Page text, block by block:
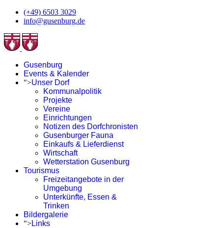
(+49) 6503 3029
info@gusenburg.de
Gusenburg
Events & Kalender
">Unser Dorf
Kommunalpolitik
Projekte
Vereine
Einrichtungen
Notizen des Dorfchronisten
Gusenburger Fauna
Einkaufs & Lieferdienst
Wirtschaft
Wetterstation Gusenburg
Tourismus
Freizeitangebote in der
Umgebung
Unterkünfte, Essen &
Trinken
Bildergalerie
">Links